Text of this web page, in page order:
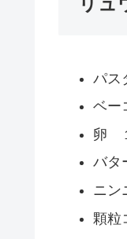
パ
ベ
卵
バ
ニ
顆粒